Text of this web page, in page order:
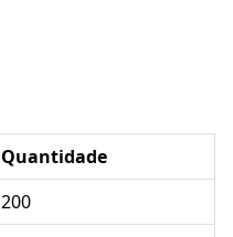
Quantidade
200